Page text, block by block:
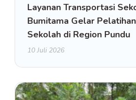
Layanan Transportasi
Bumitama Gelar
Sekolah di Region Pundu
10 Juli 2026